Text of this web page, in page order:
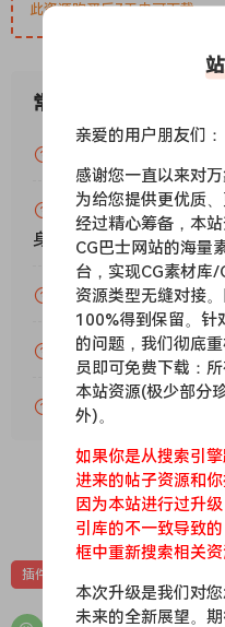
捉。再加上强大的 Addictive
独立摇滚、流行音乐、浩室
世界上四架最著名的钢琴的
室。XLN Audio 的
了精细的工作流程、快速的
精心录制以用于麦克风定制
指尖。
→ 包含的内容：
✓ 世界上最鼓舞人心、最有
直接传送到您的家庭工作室
✓ ExploreMaps 可帮助您了
✓ 智能工作流程可帮助您优
✓ 大量令人难以置信的预设
✓ 强大的声音引擎可让您控
设置的能力
此资源购买后7天内可下载。
常见问题
赞助包月VIP（或包
身VIP）吗？
为什么付款了未开通
账号可以分享或者借
VIP会员剩余时间查询
0
插件
亲爱的用户朋友们：
感谢您一直以来对
为给您提供更优质
经过精心筹备，本
CG巴士网站的海量
台，实现CG素材库
资源类型无缝对接
100%得到保留。针
的问题，我们彻底
员即可免费下载：
本站资源(极少部分
外)。
如果你是从搜索引
进来的帖子资源和
因为本站进行过升
引库的不一致导致
框中重新搜索相关资
本次升级是我们对
未来的全新展望。